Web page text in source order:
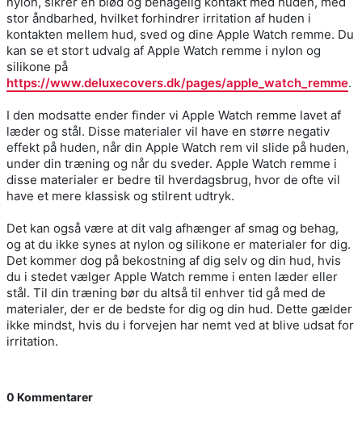
stor åndbarhed, hvilket forhindrer irritation af huden i
kontakten mellem hud, sved og dine Apple Watch remme. Du
kan se et stort udvalg af Apple Watch remme i nylon og
silikone på
https://www.deluxecovers.dk/pages/apple_watch_remme.
I den modsatte ender finder vi Apple Watch remme lavet af
læder og stål. Disse materialer vil have en større negativ
effekt på huden, når din Apple Watch rem vil slide på huden,
under din træning og når du sveder. Apple Watch remme i
disse materialer er bedre til hverdagsbrug, hvor de ofte vil
have et mere klassisk og stilrent udtryk.
Det kan også være at dit valg afhænger af smag og behag,
og at du ikke synes at nylon og silikone er materialer for dig.
Det kommer dog på bekostning af dig selv og din hud, hvis
du i stedet vælger Apple Watch remme i enten læder eller
stål. Til din træning bør du altså til enhver tid gå med de
materialer, der er de bedste for dig og din hud. Dette gælder
ikke mindst, hvis du i forvejen har nemt ved at blive udsat for
irritation.
0 Kommentarer